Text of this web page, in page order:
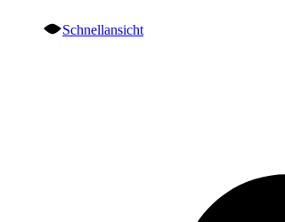
Schnellansicht